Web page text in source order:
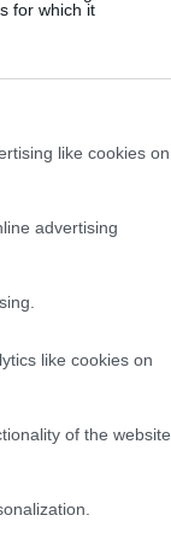
for which it
like cookies on
advertising
like cookies on
of the website
la sua
e
talenti.
il trauma
essere